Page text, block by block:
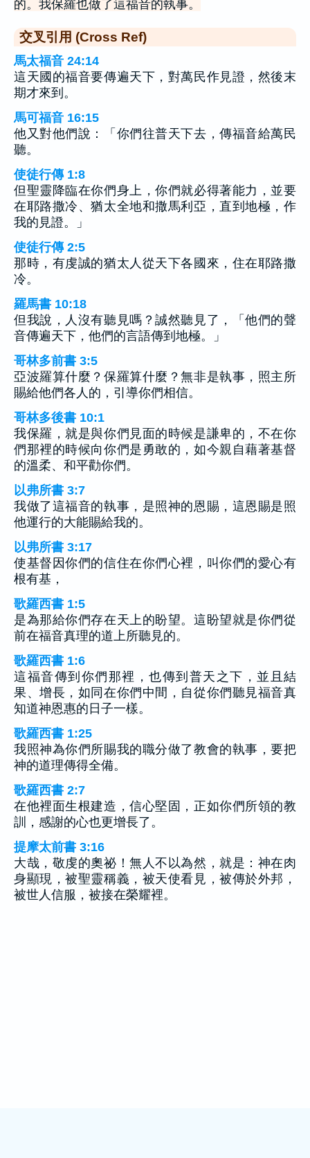
的。我保羅也做了這福音的執事。
交叉引用 (Cross Ref)
馬太福音 24:14
這天國的福音要傳遍天下，對萬民作見證，然後末
期才來到。
馬可福音 16:15
他又對他們說：「你們往普天下去，傳福音給萬民
聽。
使徒行傳 1:8
但聖靈降臨在你們身上，你們就必得著能力，並要
在耶路撒冷、猶太全地和撒馬利亞，直到地極，作
我的見證。」
使徒行傳 2:5
那時，有虔誠的猶太人從天下各國來，住在耶路撒
冷。
羅馬書 10:18
但我說，人沒有聽見嗎？誠然聽見了，「他們的聲
音傳遍天下，他們的言語傳到地極。」
哥林多前書 3:5
亞波羅算什麼？保羅算什麼？無非是執事，照主所
賜給他們各人的，引導你們相信。
哥林多後書 10:1
我保羅，就是與你們見面的時候是謙卑的，不在你
們那裡的時候向你們是勇敢的，如今親自藉著基督
的溫柔、和平勸你們。
以弗所書 3:7
我做了這福音的執事，是照神的恩賜，這恩賜是照
他運行的大能賜給我的。
以弗所書 3:17
使基督因你們的信住在你們心裡，叫你們的愛心有
根有基，
歌羅西書 1:5
是為那給你們存在天上的盼望。這盼望就是你們從
前在福音真理的道上所聽見的。
歌羅西書 1:6
這福音傳到你們那裡，也傳到普天之下，並且結
果、增長，如同在你們中間，自從你們聽見福音真
知道神恩惠的日子一樣。
歌羅西書 1:25
我照神為你們所賜我的職分做了教會的執事，要把
神的道理傳得全備。
歌羅西書 2:7
在他裡面生根建造，信心堅固，正如你們所領的教
訓，感謝的心也更增長了。
提摩太前書 3:16
大哉，敬虔的奧祕！無人不以為然，就是：神在肉
身顯現，被聖靈稱義，被天使看見，被傳於外邦，
被世人信服，被接在榮耀裡。